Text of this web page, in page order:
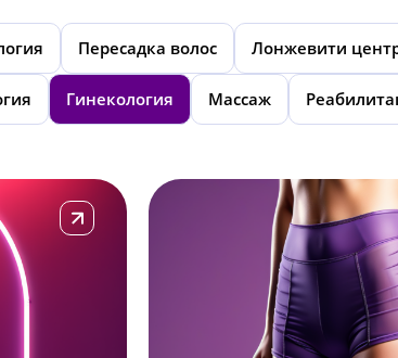
Пересадка волос Лонжевити
Гинекология Массаж
Подробнее